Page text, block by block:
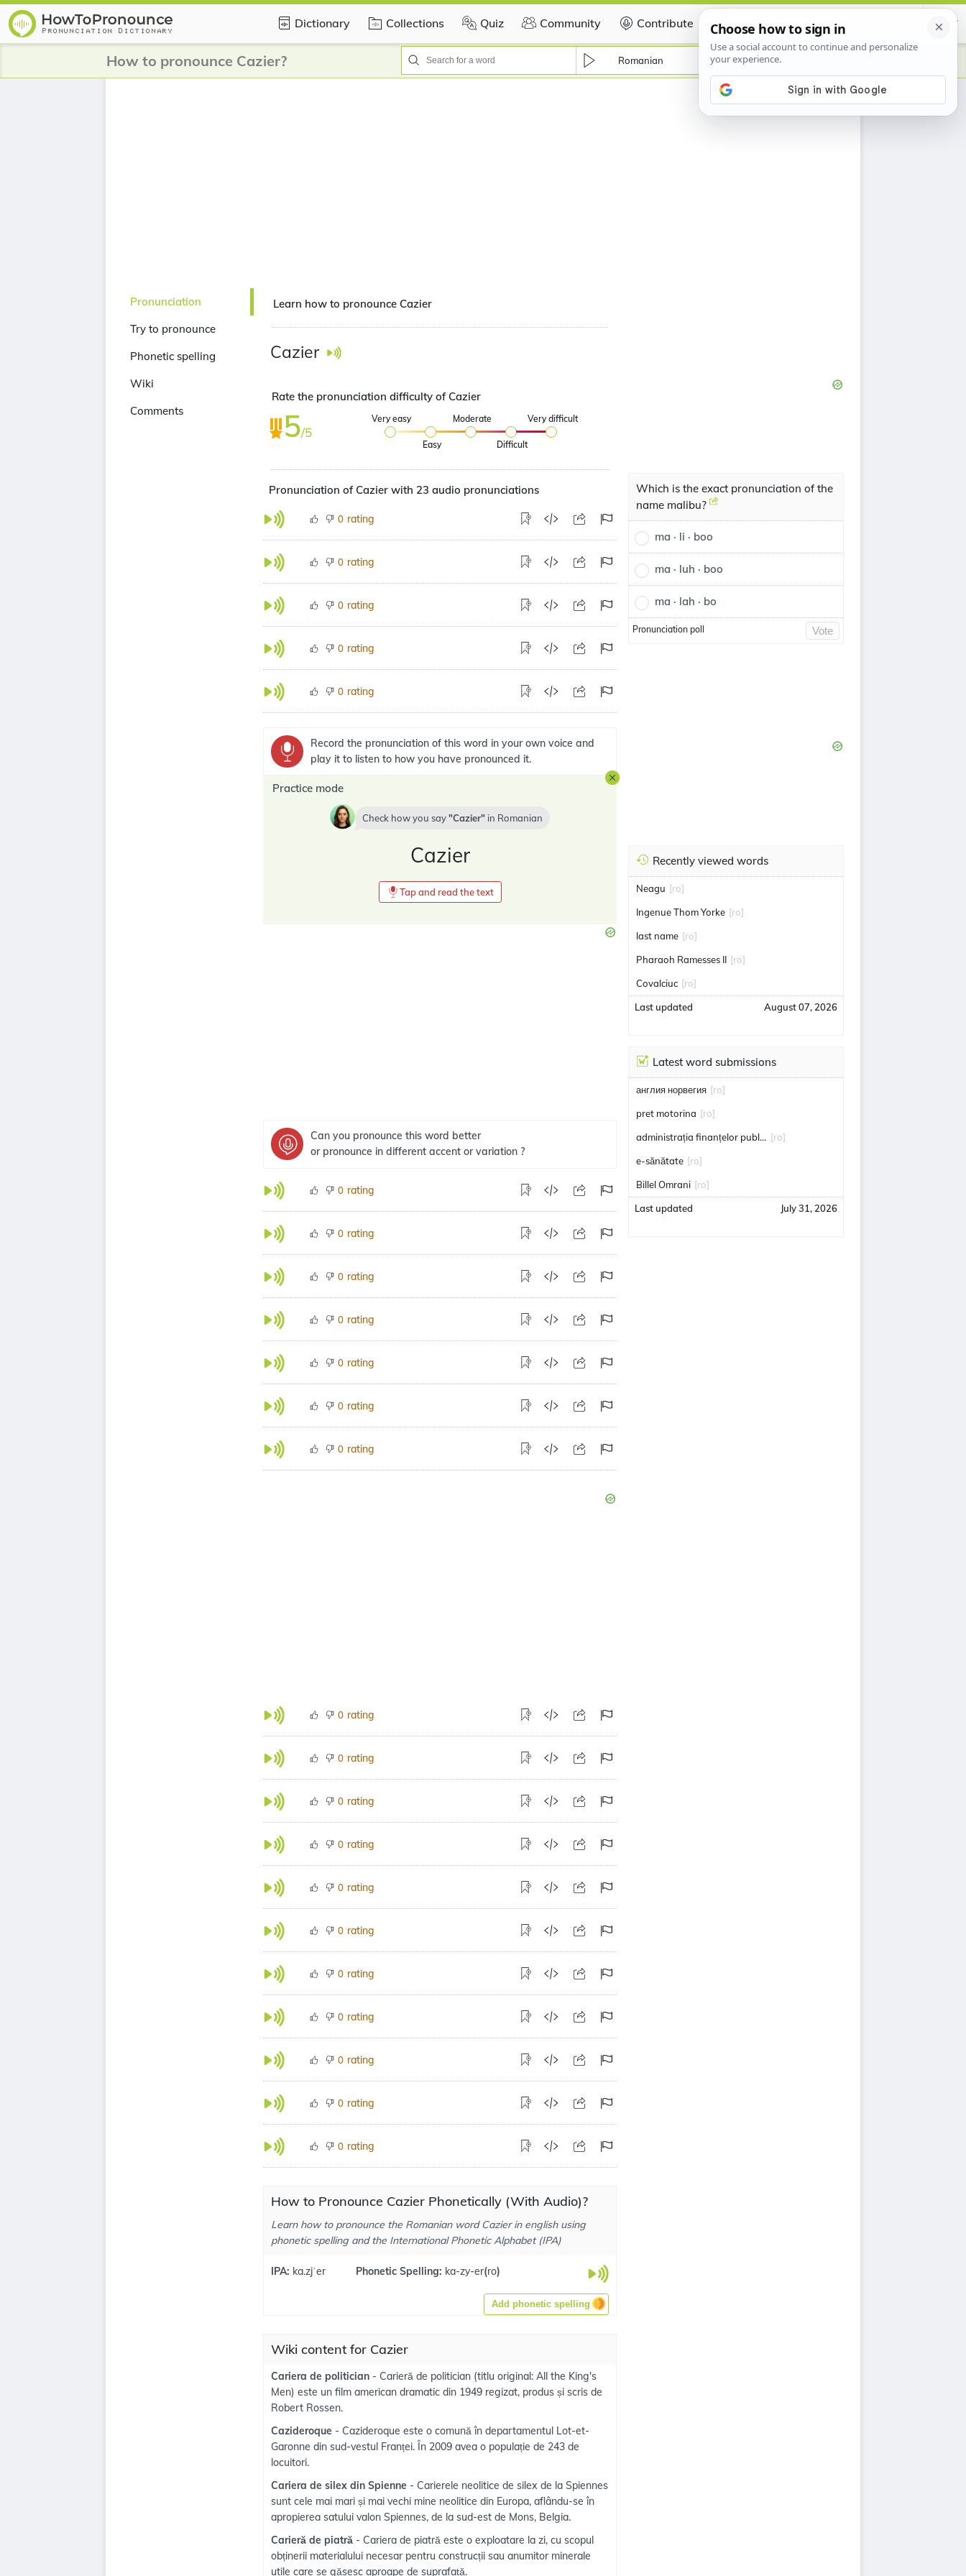
Dictionary Collections Quiz Community Contribute Certificate
How to pronounce Cazier? Romanian
Pronunciation
Try to pronounce
Phonetic spelling
Wiki
Comments
Learn how to pronounce Cazier
Cazier
Rate the pronunciation difficulty of Cazier
5/5
Very easy
Easy
Moderate
Difficult
Very difficult
Pronunciation of Cazier with 23 audio pronunciations
0 rating
0 rating
0 rating
0 rating
0 rating
Record the pronunciation of this word in your own voice and
play it to listen to how you have pronounced it.
Practice mode
Check how you say Cazier in Romanian
Cazier
Tap and read the text
Can you pronounce this word better
or pronounce in different accent or variation ?
0 rating
0 rating
0 rating
0 rating
0 rating
0 rating
0 rating
0 rating
0 rating
0 rating
0 rating
0 rating
0 rating
0 rating
0 rating
0 rating
0 rating
0 rating
How to Pronounce Cazier Phonetically (With Audio)?
Learn how to pronounce the Romanian word Cazier in english using
phonetic spelling and the International Phonetic Alphabet (IPA)
IPA: ka.zjˈer Phonetic Spelling: ka-zy-er(ro)
Add phonetic spelling
Wiki content for Cazier
Cariera de politician - Carieră de politician (titlu original: All the King's
Men) este un film american dramatic din 1949 regizat, produs și scris de
Robert Rossen.
Cazideroque - Cazideroque este o comună în departamentul Lot-et-
Garonne din sud-vestul Franței. În 2009 avea o populație de 243 de
locuitori.
Cariera de silex din Spienne - Carierele neolitice de silex de la Spiennes
sunt cele mai mari și mai vechi mine neolitice din Europa, aflându-se în
apropierea satului valon Spiennes, de la sud-est de Mons, Belgia.
Carieră de piatră - Cariera de piatră este o exploatare la zi, cu scopul
obținerii materialului necesar pentru construcții sau anumitor minerale
utile care se găsesc aproape de suprafață.
Which is the exact pronunciation of the
name malibu?
ma · li · boo
ma · luh · boo
ma · lah · bo
Pronunciation poll Vote
Recently viewed words
Neagu [ro]
Ingenue Thom Yorke [ro]
last name [ro]
Pharaoh Ramesses II [ro]
Covalciuc [ro]
Last updated August 07, 2026
Latest word submissions
англия норвегия [ro]
pret motorina [ro]
administrația finanțelor publice [ro]
e-sănătate [ro]
Billel Omrani [ro]
Last updated July 31, 2026